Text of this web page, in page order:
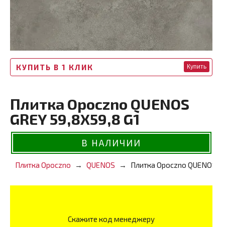
КУПИТЬ В 1 КЛИК Купить
Плитка Opoczno QUENOS
GREY 59,8X59,8 G1
В НАЛИЧИИ
Плитка Opoczno QUENOS Плитка Opoczno QUENOS
Скажите код менеджеру